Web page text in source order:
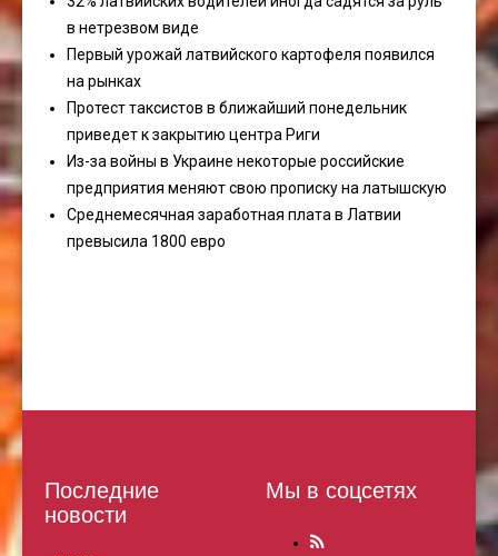
в нетрезвом виде
Первый урожай латвийского картофеля появился
на рынках
Протест таксистов в ближайший понедельник
приведет к закрытию центра Риги
Из-за войны в Украине некоторые российские
предприятия меняют свою прописку на латышскую
Среднемесячная заработная плата в Латвии
превысила 1800 евро
Последние
новости
Мы в соцсетях